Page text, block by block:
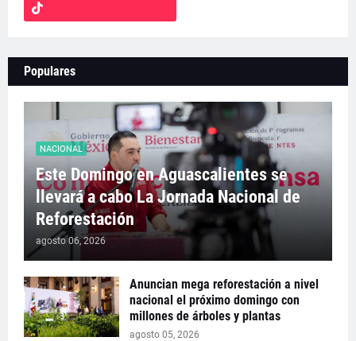
Populares
NACIONAL
Este Domingo en Aguascalientes se
llevará a cabo La Jornada Nacional de
Reforestación
agosto 06, 2026
Anuncian mega reforestación a nivel
nacional el próximo domingo con
millones de árboles y plantas
agosto 05, 2026